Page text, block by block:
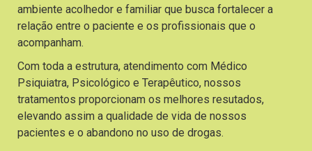
ambiente acolhedor e familiar que busca fortalecer a
relação entre o paciente e os profissionais que o
acompanham.
Com toda a estrutura, atendimento com Médico
Psiquiatra, Psicológico e Terapêutico, nossos
tratamentos proporcionam os melhores resutados,
elevando assim a qualidade de vida de nossos
pacientes e o abandono no uso de drogas.